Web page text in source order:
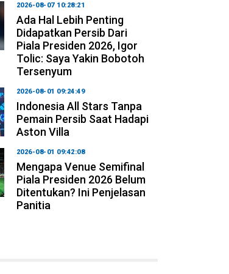
2026-08-07 10:28:21
Ada Hal Lebih Penting
Didapatkan Persib Dari
Piala Presiden 2026, Igor
Tolic: Saya Yakin Bobotoh
Tersenyum
2026-08-01 09:24:49
Indonesia All Stars Tanpa
Pemain Persib Saat Hadapi
Aston Villa
2026-08-01 09:42:08
Mengapa Venue Semifinal
Piala Presiden 2026 Belum
Ditentukan? Ini Penjelasan
Panitia